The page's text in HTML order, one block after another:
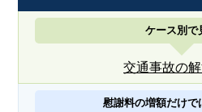
ケース別で
交通事故の
慰謝料の増額だけで